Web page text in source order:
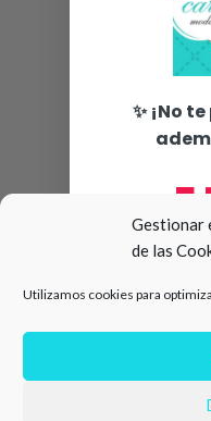
Gestionar
de las
Utilizamos cookies para
✨ ¡No
Número de